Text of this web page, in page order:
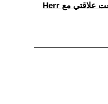
(19) الهامش الأخير بعد ان قطعت علاقتي مع Herr